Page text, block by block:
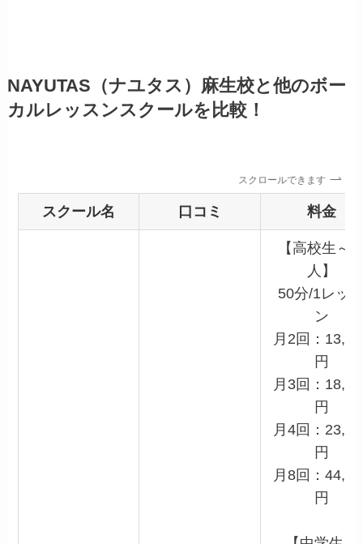
NAYUTAS（ナユタス）麻生校と他のボー
カルレッスンスクールを比較！
スクロールできます
スクール名 口コミ 料金
【高校生～
人】
50分/1レッ
ン
月2回：
円
月3回：
円
月4回：
円
月8回：
円